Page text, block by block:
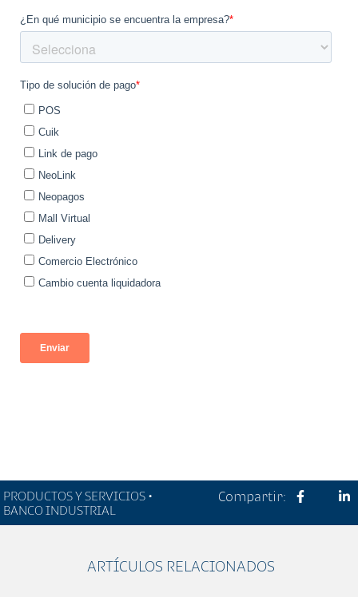
PRODUCTOS Y SERVICIOS •
BANCO INDUSTRIAL
Compartir:
ARTÍCULOS RELACIONADOS